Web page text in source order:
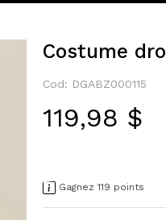
Costume
Cod: DGABZ000115
119,98 $
Gagnez 119 points